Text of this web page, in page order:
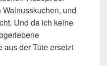
und
Und da ich keine
der Tüte ersetzt